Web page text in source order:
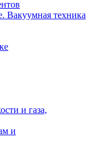
Вакуумная техника
и газа,
и